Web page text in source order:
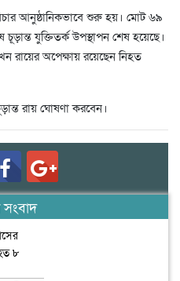
আনুষ্ঠানিকভাবে শুরু হয়। মোট ৬৯
চূড়ান্ত যুক্তিতর্ক উপস্থাপন শেষ হয়েছে।
রায়ের অপেক্ষায় রয়েছেন নিহত
রায় ঘোষণা করবেন।
৮